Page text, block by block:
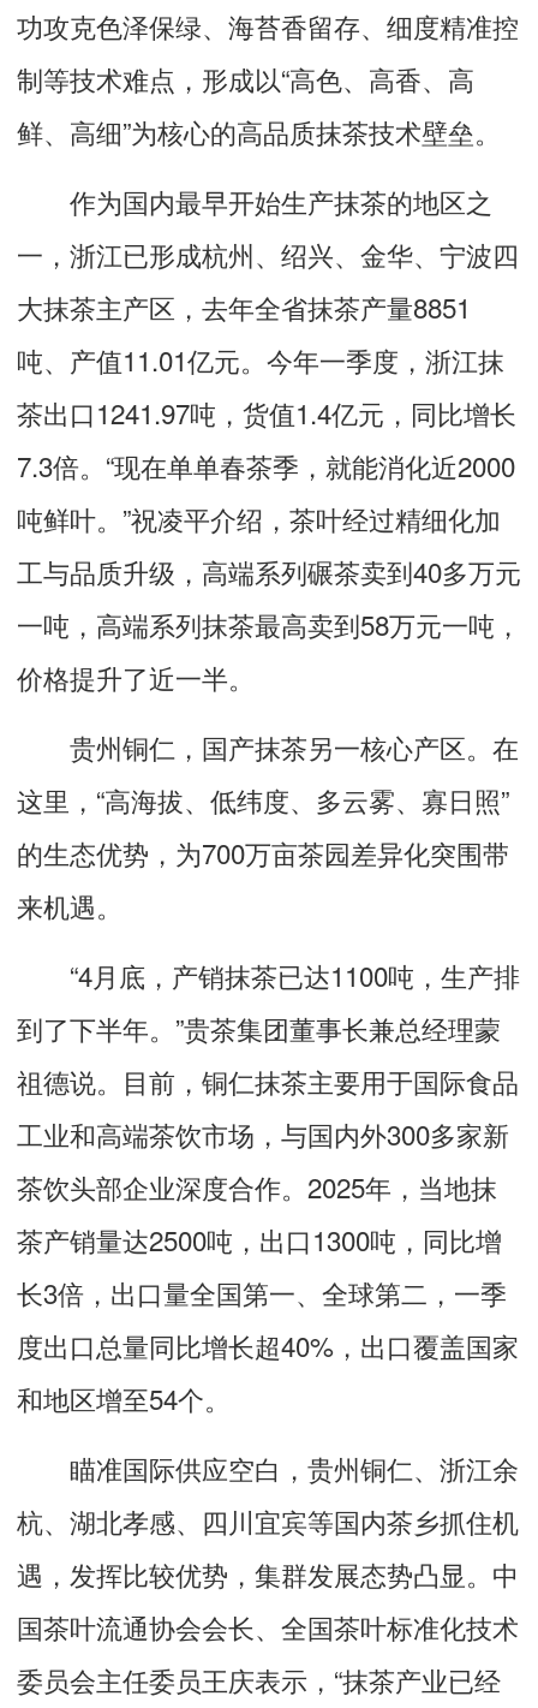
功攻克色泽保绿、海苔香留存、细度精准控
制等技术难点，形成以“高色、高香、高
鲜、高细”为核心的高品质抹茶技术壁垒。
作为国内最早开始生产抹茶的地区之
一，浙江已形成杭州、绍兴、金华、宁波四
大抹茶主产区，去年全省抹茶产量8851
吨、产值11.01亿元。今年一季度，浙江抹
茶出口1241.97吨，货值1.4亿元，同比增长
7.3倍。“现在单单春茶季，就能消化近2000
吨鲜叶。”祝凌平介绍，茶叶经过精细化加
工与品质升级，高端系列碾茶卖到40多万元
一吨，高端系列抹茶最高卖到58万元一吨，
价格提升了近一半。
贵州铜仁，国产抹茶另一核心产区。在
这里，“高海拔、低纬度、多云雾、寡日照”
的生态优势，为700万亩茶园差异化突围带
来机遇。
“4月底，产销抹茶已达1100吨，生产排
到了下半年。”贵茶集团董事长兼总经理蒙
祖德说。目前，铜仁抹茶主要用于国际食品
工业和高端茶饮市场，与国内外300多家新
茶饮头部企业深度合作。2025年，当地抹
茶产销量达2500吨，出口1300吨，同比增
长3倍，出口量全国第一、全球第二，一季
度出口总量同比增长超40%，出口覆盖国家
和地区增至54个。
瞄准国际供应空白，贵州铜仁、浙江余
杭、湖北孝感、四川宜宾等国内茶乡抓住机
遇，发挥比较优势，集群发展态势凸显。中
国茶叶流通协会会长、全国茶叶标准化技术
委员会主任委员王庆表示，“抹茶产业已经